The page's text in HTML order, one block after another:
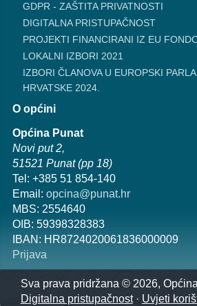
GDPR - ZAŠTITA PRIVATNOSTI
DIGITALNA PRISTUPAČNOST
PROJEKTI FINANCIRANI IZ EU
LOKALNI IZBORI 2021
IZBORI ČLANOVA U EUROPSKI
HRVATSKE 2024.
O općini
Općina Punat
Novi put 2,
51521 Punat (pp 18)
Tel: +385 51 854-140
Email: opcina@punat.hr
MBS: 2554640
OIB: 59398328383
IBAN: HR8724020061836000009
Prijava
Sva prava pridržana © 2026,
Digitalna pristupačnost· Uvjeti